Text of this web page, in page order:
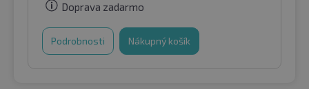
Doprava zadarmo
Podrobnosti Nákupný košík